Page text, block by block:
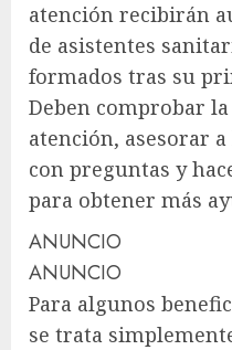
atención recibirán
de asistentes
formados tras su
Deben comprobar
atención, asesorar
con preguntas y
para obtener más
ANUNCIO
ANUNCIO
Para algunos
se trata